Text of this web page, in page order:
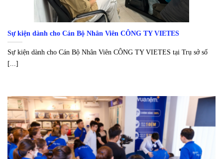
Sự kiện dành cho Cán Bộ Nhân Viên CÔNG TY VIETES
Sự kiện dành cho Cán Bộ Nhân Viên CÔNG TY VIETES tại Trụ sở số
[...]